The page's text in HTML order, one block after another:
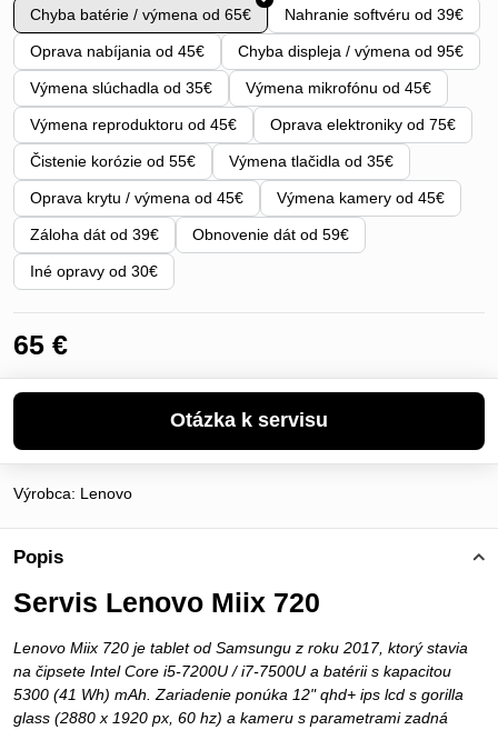
Chyba batérie / výmena od 65€
Nahranie softvéru od 39€
Oprava nabíjania od 45€ Chyba displeja / výmena od 95€
Výmena slúchadla od 35€ Výmena mikrofónu od 45€
Výmena reproduktoru od 45€ Oprava elektroniky od 75€
Čistenie korózie od 55€ Výmena tlačidla od 35€
Oprava krytu / výmena od 45€ Výmena kamery od 45€
Záloha dát od 39€ Obnovenie dát od 59€
Iné opravy od 30€
65 €
Výrobca: Lenovo
Popis
Servis Lenovo Miix 720
Lenovo Miix 720 je tablet od Samsungu z roku 2017, ktorý stavia
na čipsete Intel Core i5-7200U / i7-7500U a batérii s kapacitou
5300 (41 Wh) mAh. Zariadenie ponúka 12" qhd+ ips lcd s gorilla
glass (2880 x 1920 px, 60 hz) a kameru s parametrami zadná